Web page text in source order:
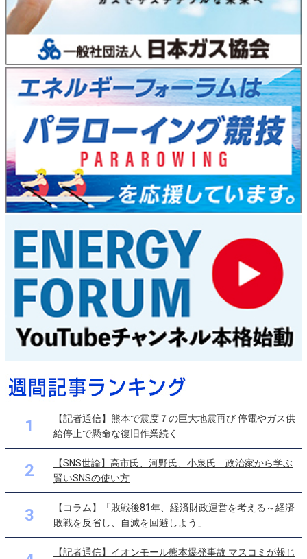
1
【記者通信】熊本で震度７の巨大地震再び 停電やガス供
給停止で懸命な復旧作業続く
2
【SNS世論】高市氏、河野氏、小泉氏―政治家から学ぶ
賢いSNSの使い方
3
【コラム】「敗戦後81年、経済財政運営を考える～経済
敗戦を反省し、自滅を回避しよう」
【記者通信】イオンモール熊本爆発事故 マスコミが報じ